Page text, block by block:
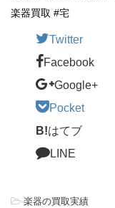
楽器買取 #宅
Twitter
Facebook
Google+
Pocket
B!はてブ
LINE
-楽器の買取実績